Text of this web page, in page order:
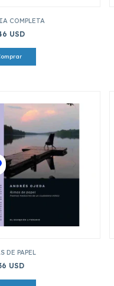
COMPLETA
USD
DE PAPEL
USD